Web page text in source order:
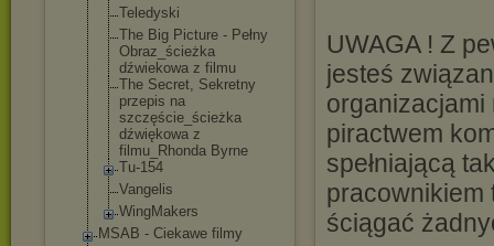
Teledyski
The Big Picture - Pełny
Obraz_ścieżka
dźwiekowa z filmu
The Secret, Sekretny
przepis na
szczęście_ścieżka
dźwiękowa z
filmu_Rhonda Byrne
Tu-154
Vangelis
WingMakers
MSAB - Ciekawe filmy
UWAGA ! Z
jesteś
piractwem
spełniającą
pracownikiem
ściągać